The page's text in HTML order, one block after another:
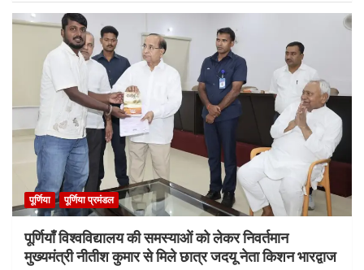
पूर्णिया पूर्णिया प्रमंडल
पूर्णियाँ विश्वविद्यालय की समस्याओं को लेकर निवर्तमान
मुख्यमंत्री नीतीश कुमार से मिले छात्र जदयू नेता किशन भारद्वाज